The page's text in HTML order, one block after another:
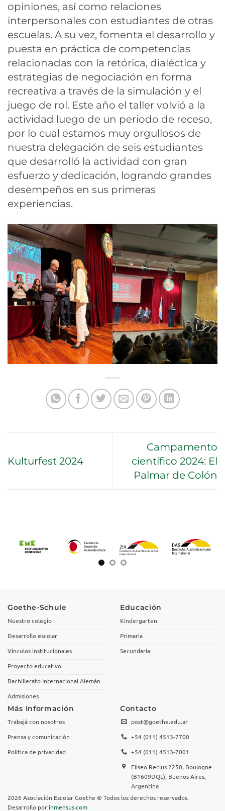
opiniones, así como relaciones
interpersonales con estudiantes de otras
escuelas. A su vez, fomenta el desarrollo y
puesta en práctica de competencias
relacionadas con la retórica, dialéctica y
estrategias de negociación en forma
recreativa a través de la simulación y el
juego de rol. Este año el taller volvió a la
actividad luego de un periodo de receso,
por lo cual estamos muy orgullosos de
nuestra delegación de seis estudiantes
que desarrolló la actividad con gran
esfuerzo y dedicación, logrando grandes
desempeños en sus primeras
experiencias.
Kulturfest 2024
Campamento
científico 2024: El
Palmar de Colón
Goethe-Schule
Nuestro colegio
Desarrollo escolar
Vínculos institucionales
Proyecto educativo
Bachillerato Internacional Alemán
Admisiones
Educación
Kindergarten
Primaria
Secundaria
Más Información
Trabajá con nosotros
Prensa y comunicación
Política de privacidad
Contacto
post@goethe.edu.ar
+54 (011) 4513-7700
+54 (011) 4513-7001
Eliseo Reclus 2250, Boulogne
(B1609DQL), Buenos Aires,
Argentina
2026 Asociación Escolar Goethe © Todos los derechos reservados.
Desarrollo por inmensus.com